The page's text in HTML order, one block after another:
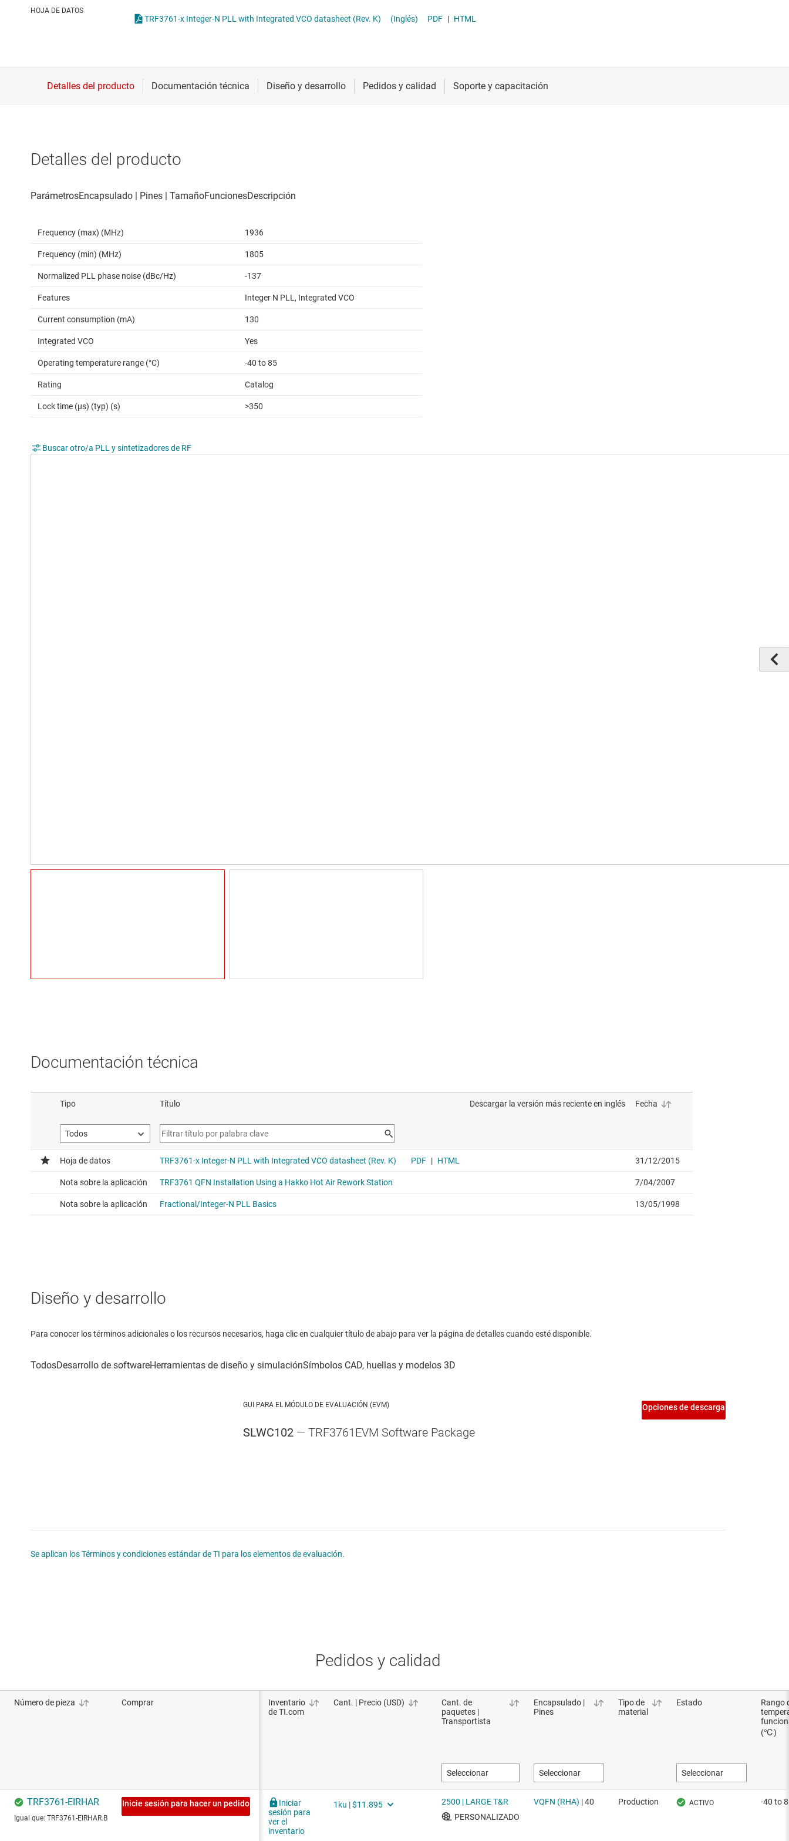
Interfaz Servicios de chip y oblea
HOJA DE DATOS
TRF3761-x Integer-N PLL with Integrated VCO datasheet (Rev. K) (Inglés) PDF | HTML
Detalles del producto
Frequency (max) (MHz) 1936
Frequency (min) (MHz) 1805
Normalized PLL phase noise (dBc/Hz) -137
Features Integer N PLL, Integrated VCO
Current consumption (mA) 130
Integrated VCO Yes
Operating temperature range (°C) -40 to 85
Rating Catalog
Lock time (µs) (typ) (s) >350
Buscar otro/a PLL y sintetizadores de RF
Documentación técnica
Diseño y desarrollo
Para conocer los términos adicionales o los recursos necesarios, haga clic en cualquier título de abajo para ver la página de detalles cuando esté disponible.
GUI PARA EL MÓDULO DE EVALUACIÓN (EVM)
SLWC102 — TRF3761EVM Software Package
Opciones de descarga
Se aplican los Términos y condiciones estándar de TI para los elementos de evaluación.
Pedidos y calidad